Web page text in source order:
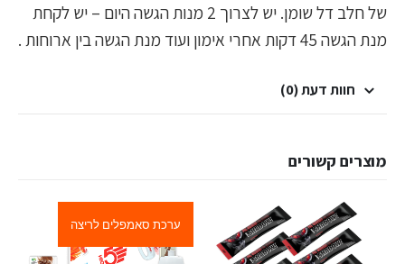
של חלב דל שומן. יש לצרוך 2 מנות הגשה היום – יש לקחת
מנת הגשה 45 דקות אחרי אימון ועוד מנת הגשה בין ארוחות .
חוות דעת (0)
מוצרים קשורים
ערכת סאמפלים לריצה